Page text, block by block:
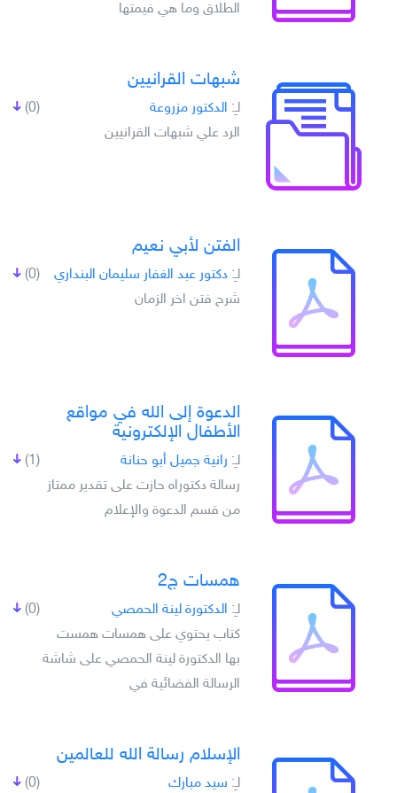
الطلاق وما هي فيمتها
شبهات القرانيين
(0) لـِ: الدكتور مزروعة
الرد علي شبهات القرانيين
الفتن لأبي نعيم
(0) لـِ: دكتور عبد الغفار سليمان البنداري
شرح فتن اخر الزمان
الدعوة إلى الله في مواقع
الأطفال الإلكترونية
(1) لـِ: رانية جميل أبو حنانة
رسالة دكتوراه حازت على تقدير ممتاز
من قسم الدعوة والإعلام
همسات ج2
(0) لـِ: الدكتورة لينة الحمصي
كتاب يحتوي على همسات همست
بها الدكتورة لينة الحمصي على شاشة
الرسالة الفضائية في
الإسلام رسالة الله للعالمين
(0) لـِ: سيد مبارك